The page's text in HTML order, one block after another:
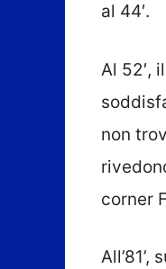
al 44′.
Al 52′,
non
corner